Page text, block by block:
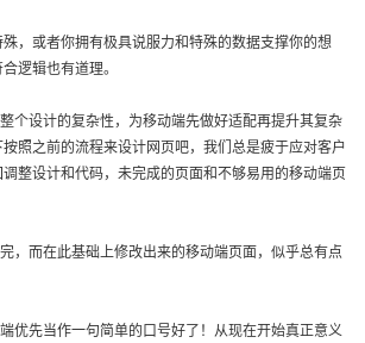
，或者你拥有极具说服力和特殊的数据支撑你的想
逻辑也有道理。
个设计的复杂性，为移动端先做好适配再提升其复杂
照之前的流程来设计网页吧，我们总是疲于应对客户
整设计和代码，未完成的页面和不够易用的移动端页
，而在此基础上修改出来的移动端页面，似乎总有点
优先当作一句简单的口号好了！从现在开始真正意义